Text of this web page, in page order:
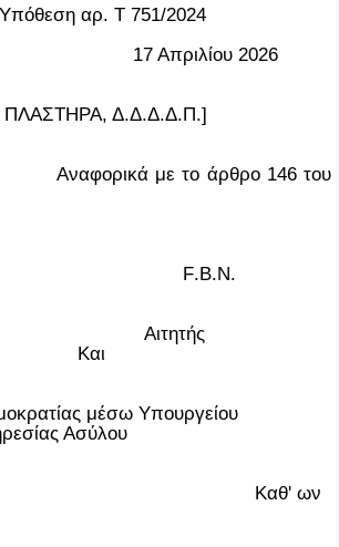
αρ. Τ 751/2024
2026
ΠΛΑΣΤΗΡΑ, Δ.Δ.Δ.Δ.Π.]
με το άρθρο 146 του
F.B.N.
Και
μέσω Υπουργείου
Ασύλου
ων